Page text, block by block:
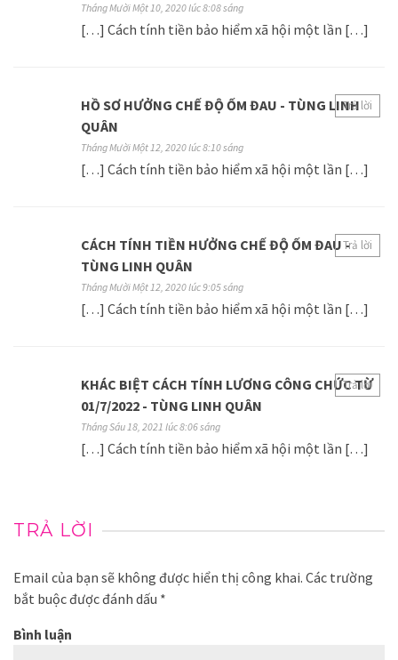
Tháng Mười Một 10, 2020 lúc 8:08 sáng
[…] Cách tính tiền bảo hiểm xã hội một lần […]
HỒ SƠ HƯỞNG CHẾ ĐỘ ỐM ĐAU - TÙNG LINH
QUÂN
Tháng Mười Một 12, 2020 lúc 8:10 sáng
[…] Cách tính tiền bảo hiểm xã hội một lần […]
Trả lời
CÁCH TÍNH TIỀN HƯỞNG CHẾ ĐỘ ỐM ĐAU -
TÙNG LINH QUÂN
Tháng Mười Một 12, 2020 lúc 9:05 sáng
[…] Cách tính tiền bảo hiểm xã hội một lần […]
Trả lời
KHÁC BIỆT CÁCH TÍNH LƯƠNG CÔNG CHỨC TỪ
01/7/2022 - TÙNG LINH QUÂN
Tháng Sáu 18, 2021 lúc 8:06 sáng
[…] Cách tính tiền bảo hiểm xã hội một lần […]
Trả lời
TRẢ LỜI
Email của bạn sẽ không được hiển thị công khai. Các trường
bắt buộc được đánh dấu *
Bình luận